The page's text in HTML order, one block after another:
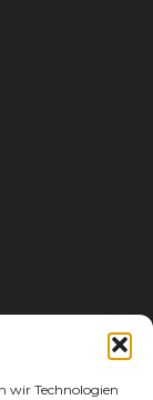
wir Technologien